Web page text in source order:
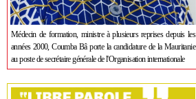
Médecin de formation, ministre à plusieurs reprises depuis les
années 2000, Coumba Bâ porte la candidature de la Mauritanie
au poste de secrétaire générale de l'Organisation internationale